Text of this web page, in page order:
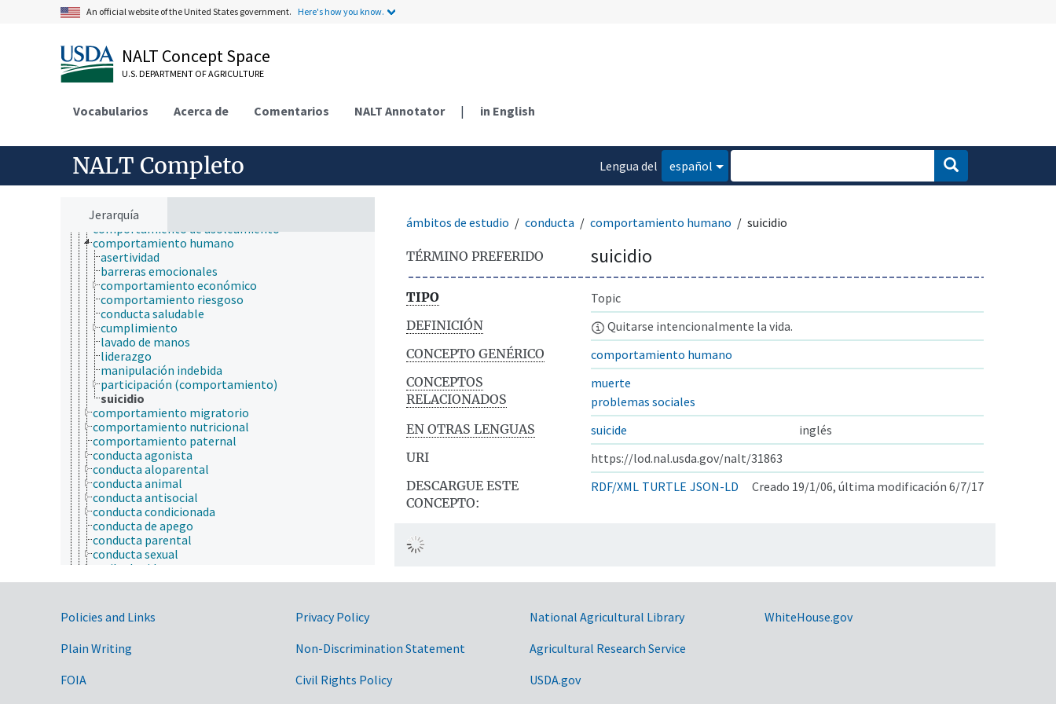
An official website of the United States government. Here's how you know.
NALT Concept Space
U.S. DEPARTMENT OF AGRICULTURE
Vocabularios Acerca de Comentarios NALT Annotator | in English
NALT Completo
Lengua del
español
Jerarquía
ciencia del sistema terrestre
ciencia y tecnología geoespaciales
ciencias atmosféricas
ciencias del mar
ciencias forestales
comunicación (humana)
actividad diurna
actividad nictémera
actividad nocturna
altruismo
cambio conductual
comportamiento de asoleamiento
comportamiento humano
asertividad
barreras emocionales
comportamiento económico
comportamiento riesgoso
conducta saludable
cumplimiento
lavado de manos
liderazgo
manipulación indebida
participación (comportamiento)
suicidio
comportamiento migratorio
comportamiento nutricional
comportamiento paternal
conducta agonista
conducta aloparental
conducta animal
conducta antisocial
conducta condicionada
conducta de apego
conducta parental
conducta sexual
estilo de vida
estrategias de adaptación
jugando
motivación
resolución de problemas
ámbitos de estudio conducta comportamiento humano suicidio
TÉRMINO PREFERIDO suicidio
TIPO
Topic
DEFINICIÓN
Quitarse intencionalmente la vida.
CONCEPTO GENÉRICO
comportamiento humano
CONCEPTOS
RELACIONADOS
muerte
problemas sociales
EN OTRAS LENGUAS
suicide
inglés
URI
https://lod.nal.usda.gov/nalt/31863
DESCARGUE ESTE
CONCEPTO:
RDF/XML TURTLE JSON-LD Creado 19/1/06, última modificación 6/7/17
Government Links
Policies and Links
Plain Writing
FOIA
Privacy Policy
Non-Discrimination Statement
Civil Rights Policy
National Agricultural Library
Agricultural Research Service
USDA.gov
WhiteHouse.gov